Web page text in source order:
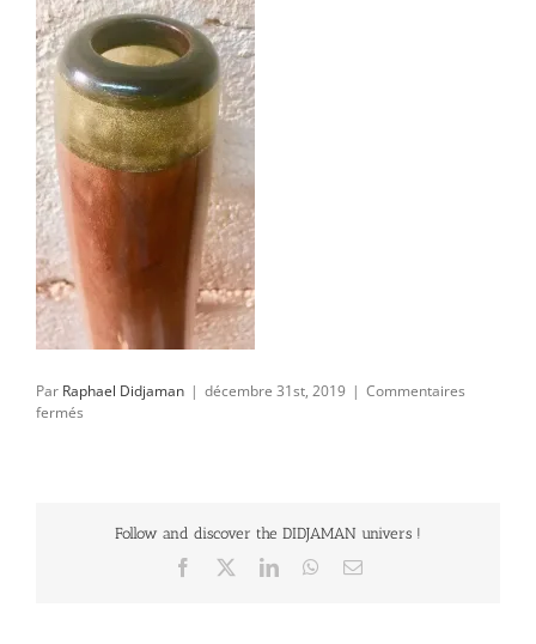
Par Raphael Didjaman | décembre 31st, 2019 | Commentaires
fermés
Follow and discover the DIDJAMAN univers !
Facebook LinkedInWhatsApp
Email